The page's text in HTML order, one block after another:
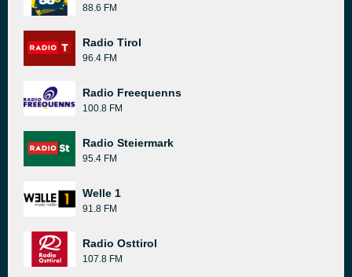
88.6 FM
Radio Tirol
96.4 FM
Radio Freequenns
100.8 FM
Radio Steiermark
95.4 FM
Welle 1
91.8 FM
Radio Osttirol
107.8 FM